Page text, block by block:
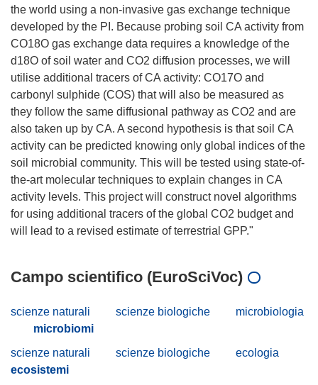
the world using a non-invasive gas exchange technique
developed by the PI. Because probing soil CA activity from
CO18O gas exchange data requires a knowledge of the
d18O of soil water and CO2 diffusion processes, we will
utilise additional tracers of CA activity: CO17O and
carbonyl sulphide (COS) that will also be measured as
they follow the same diffusional pathway as CO2 and are
also taken up by CA. A second hypothesis is that soil CA
activity can be predicted knowing only global indices of the
soil microbial community. This will be tested using state-of-
the-art molecular techniques to explain changes in CA
activity levels. This project will construct novel algorithms
for using additional tracers of the global CO2 budget and
Campo scientifico (EuroSciVoc)
scienze naturali scienze biologiche
microbiologia
microbiomi
scienze naturali
scienze biologiche
ecologia
ecosistemi